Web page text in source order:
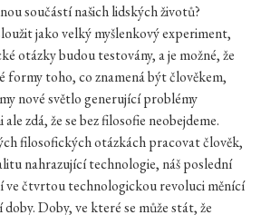
součástí našich lidských životů?
jako velký myšlenkový experiment,
otázky budou testovány, a je možné, že
formy toho, co znamená být člověkem,
nové světlo generující problémy
zdá, že se bez filosofie neobejdeme.
filosofických otázkách pracovat člověk,
nahrazující technologie, náš poslední
ve čtvrtou technologickou revoluci měnící
Doby, ve které se může stát, že